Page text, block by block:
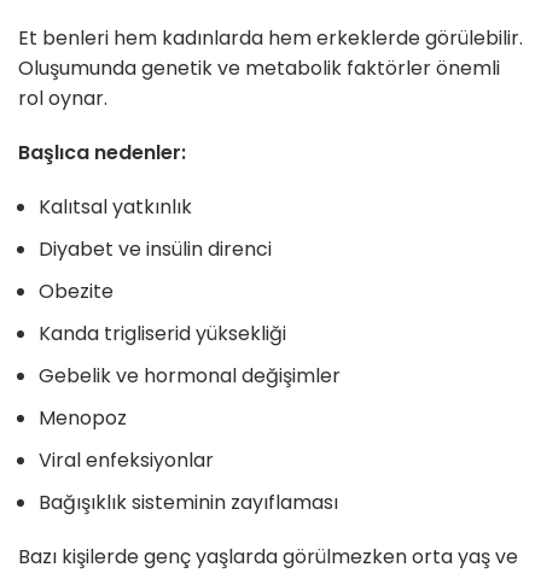
Et benleri hem kadınlarda hem erkeklerde görülebilir.
Oluşumunda genetik ve metabolik faktörler önemli
rol oynar.
Başlıca nedenler:
Kalıtsal yatkınlık
Diyabet ve insülin direnci
Obezite
Kanda trigliserid yüksekliği
Gebelik ve hormonal değişimler
Menopoz
Viral enfeksiyonlar
Bağışıklık sisteminin zayıflaması
Bazı kişilerde genç yaşlarda görülmezken orta yaş ve